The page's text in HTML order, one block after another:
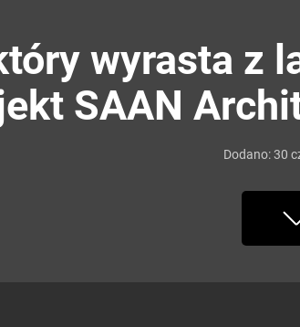
wyrasta z
SAAN
Dodano:30